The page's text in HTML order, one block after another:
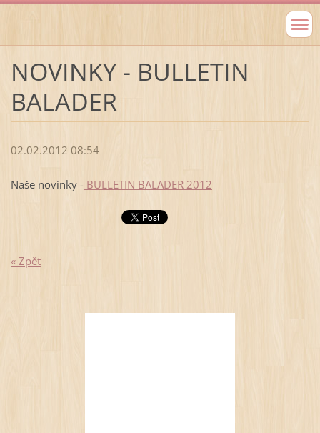
NOVINKY - BULLETIN
BALADER
02.02.2012 08:54
Naše novinky -BULLETIN BALADER 2012
« Zpět